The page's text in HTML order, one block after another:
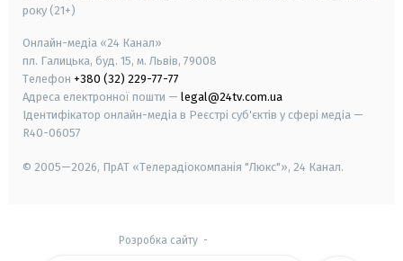
року (21+)
Онлайн-медіа «24 Канал»
пл. Галицька, буд. 15, м. Львів, 79008
Телефон +380 (32) 229-77-77
Адреса електронної пошти — legal@24tv.com.ua
Ідентифікатор онлайн-медіа в Реєстрі суб'єктів у сфері медіа —
R40-06057
© 2005—2026, ПрАТ «Телерадіокомпанія "Люкс"», 24 Канал.
Розробка сайту-